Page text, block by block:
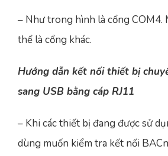
– Như trong hình là cổng COM4.
thể là cổng khác.
Hướng dẫn kết nối thiết bị
sang USB bằng cáp RJ11
– Khi các thiết bị đang được sử
dùng muốn kiểm tra kết nối